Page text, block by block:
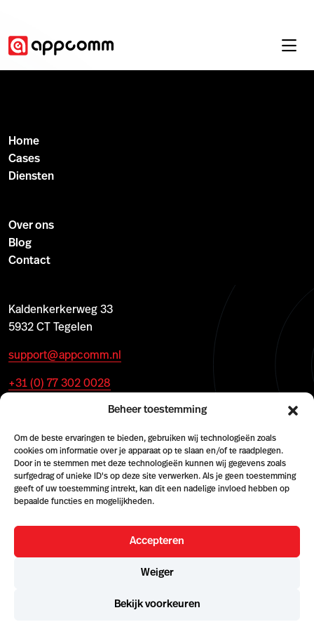
Beheer toestemming
Om de beste ervaringen te bieden, gebruiken wij technologieën zoals
cookies om informatie over je apparaat op te slaan en/of te raadplegen.
Door in te stemmen met deze technologieën kunnen wij gegevens zoals
surfgedrag of unieke ID's op deze site verwerken. Als je geen toestemming
geeft of uw toestemming intrekt, kan dit een nadelige invloed hebben op
bepaalde functies en mogelijkheden.
Accepteren
Weiger
Bekijk voorkeuren
Home
Cases
Diensten
Over ons
Blog
Contact
Kaldenkerkerweg 33
5932 CT Tegelen
support@appcomm.nl
+31 (0) 77 302 0028
© 2026 AppComm
Terms & conditionsAlgemene Voorwaarden (NL)